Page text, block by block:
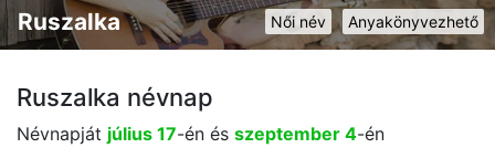
Anyakönyvezhető
Női név
Ruszalka
Ruszalka névnap
Névnapját július 17-én és szeptember 4-én